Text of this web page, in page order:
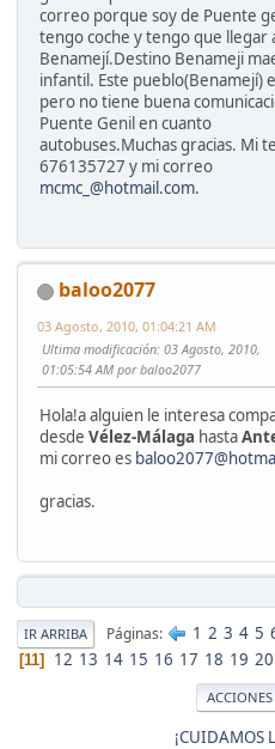
correo porque soy de Puente
tengo coche y tengo que llegar
Benamejí.Destino Benameji
infantil. Este pueblo(Benamejí)
pero no tiene buena
Puente Genil en cuanto
autobuses.Muchas gracias. Mi
676135727 y mi correo
mcmc_@hotmail.com.
baloo2077
03 Agosto, 2010, 01:04:21 AM
Ultima modificación: 03 Agosto, 2010,
01:05:54 AM por baloo2077
Hola!a alguien le interesa
desde Vélez-Málaga hasta
mi correo es
gracias.
IR ARRIBA Páginas 1 2 3 4 5
11 12 13 14 15 16 17 18 19 20
¡CUIDAMOS